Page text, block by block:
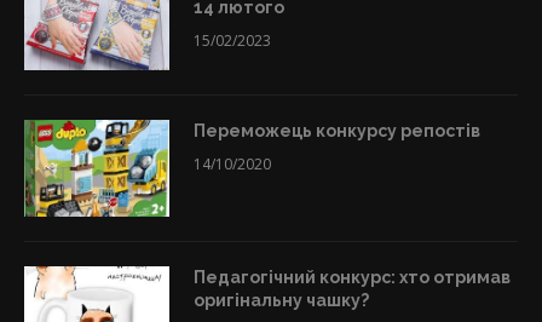
14 лютого
15/02/2023
Переможець конкурсу репостів
14/10/2020
Педагогічний конкурс: хто отримав
оригінальну чашку?